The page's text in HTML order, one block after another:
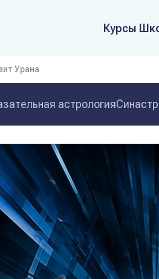
Курсы
Урана
астрология